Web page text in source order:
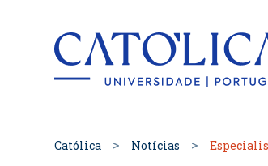
Católica Notícias